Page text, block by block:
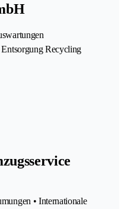
Entsorgung Recycling
• Internationale